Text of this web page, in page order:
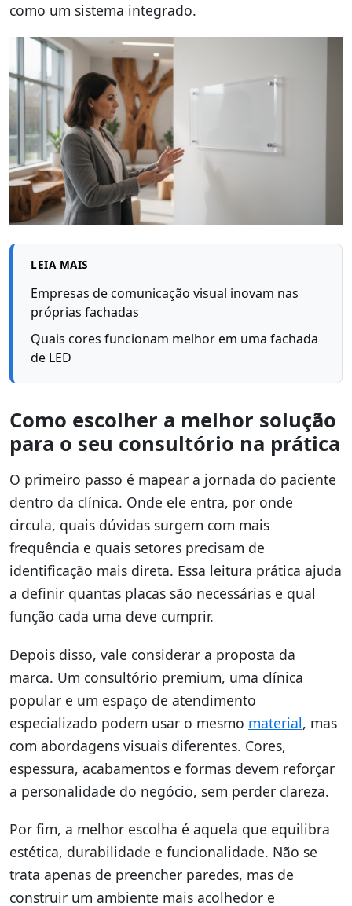
como um sistema integrado.
LEIA MAIS
Empresas de comunicação visual inovam nas
próprias fachadas
Quais cores funcionam melhor em uma fachada
de LED
Como escolher a melhor solução
para o seu consultório na prática
O primeiro passo é mapear a jornada do paciente
dentro da clínica. Onde ele entra, por onde
circula, quais dúvidas surgem com mais
frequência e quais setores precisam de
identificação mais direta. Essa leitura prática ajuda
a definir quantas placas são necessárias e qual
função cada uma deve cumprir.
Depois disso, vale considerar a proposta da
marca. Um consultório premium, uma clínica
popular e um espaço de atendimento
especializado podem usar o mesmo material, mas
com abordagens visuais diferentes. Cores,
espessura, acabamentos e formas devem reforçar
a personalidade do negócio, sem perder clareza.
Por fim, a melhor escolha é aquela que equilibra
estética, durabilidade e funcionalidade. Não se
trata apenas de preencher paredes, mas de
construir um ambiente mais acolhedor e